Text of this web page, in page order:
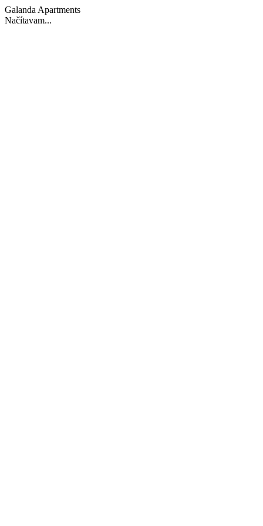
Galanda Apartments
Načítavam...